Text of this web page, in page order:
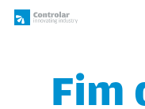
Skip
Fim